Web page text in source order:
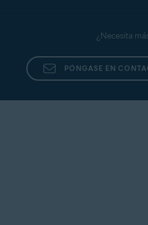
¿Necesita
PÓNGASE EN